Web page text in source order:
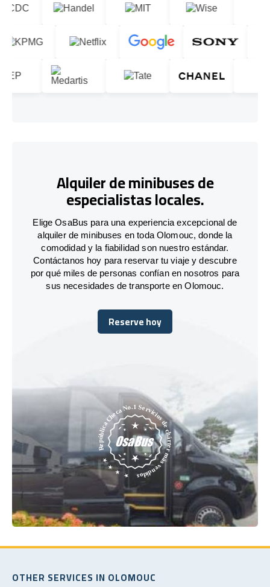
Alquiler de minibuses de
especialistas locales.
Elige OsaBus para una experiencia excepcional de
alquiler de minibuses en toda Olomouc, donde la
comodidad y la fiabilidad son nuestro estándar.
Contáctanos hoy para reservar tu viaje y descubre
por qué miles de personas confían en nosotros para
sus necesidades de transporte en Olomouc.
Reserve hoy
Reserve hoy
OTHER SERVICES IN OLOMOUC